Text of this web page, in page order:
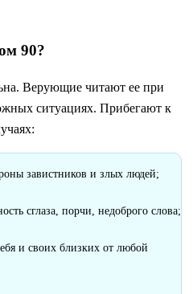
90?
Верующие читают ее при
ситуациях. Прибегают к
завистников и злых людей;
сглаза, порчи, недоброго слова;
и своих близких от любой